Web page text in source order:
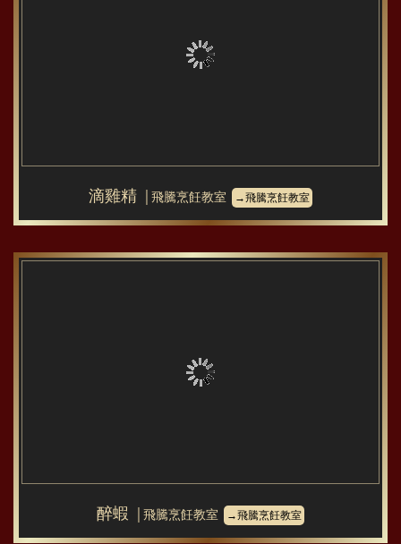
滴雞精 │飛騰烹飪教室 →飛騰烹飪教室
醉蝦 │飛騰烹飪教室 →飛騰烹飪教室